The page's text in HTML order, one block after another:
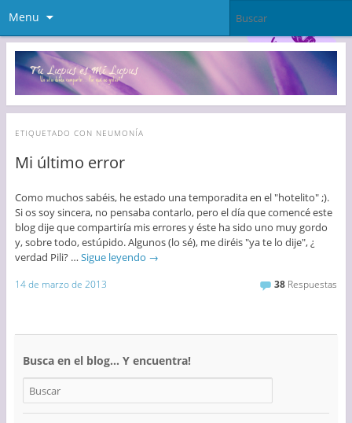
Menu
ETIQUETADO CON NEUMONÍA
Mi último error
Como muchos sabéis, he estado una temporadita en el "hotelito" ;).
Si os soy sincera, no pensaba contarlo, pero el día que comencé este
blog dije que compartiría mis errores y éste ha sido uno muy gordo
y, sobre todo, estúpido. Algunos (lo sé), me diréis "ya te lo dije", ¿
verdad Pili? … Sigue leyendo →
14 de marzo de 2013 38 Respuestas
Busca en el blog… Y encuentra!